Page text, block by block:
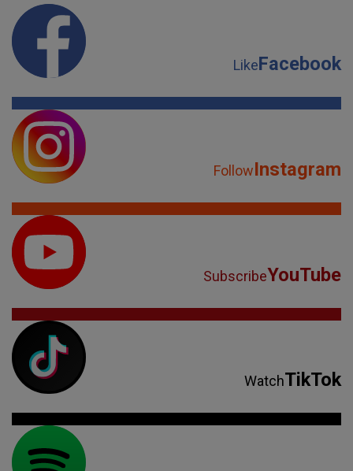
LikeFacebook
FollowInstagram
SubscribeYouTube
WatchTikTok